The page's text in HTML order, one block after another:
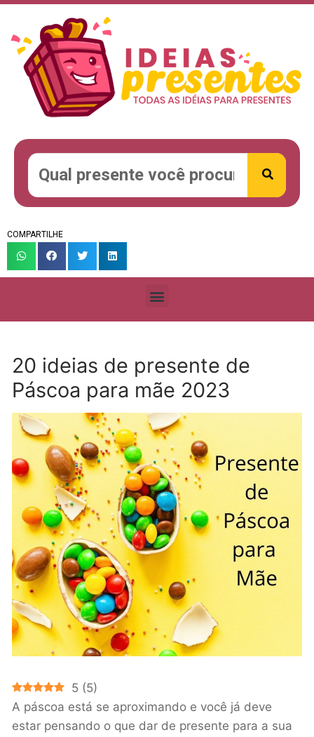
COMPARTILHE
20 ideias de presente de
Páscoa para mãe 2023
5 (5)
A páscoa está se aproximando e você já deve
estar pensando o que dar de presente para a sua